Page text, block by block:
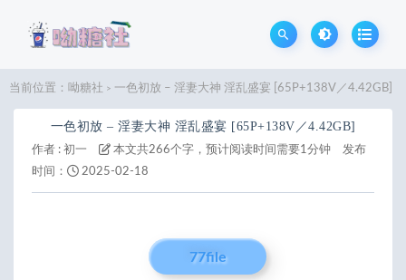
当前位置： 呦糖社 > 一色初放 – 淫妻大神 淫乱盛宴 [65P+138V／4.42GB]
一色初放 – 淫妻大神 淫乱盛宴 [65P+138V／4.42GB]
作者 : 初一 本文共266个字，预计阅读时间需要1分钟
发布
时间：
2025-02-18
77file